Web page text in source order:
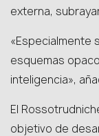
externa,
«Especialmente
esquemas
inteligencia»,
El
objetivo de